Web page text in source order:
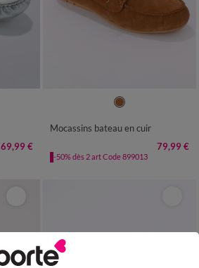
69,99 €
38 39
Mocassins bateau en cuir
79,99 €
-50% dès 2 art Code 899013